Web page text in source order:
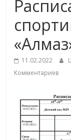
11.02.2022
Комментариев